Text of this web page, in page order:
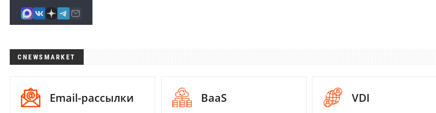
CNEWSMARKET
Email-рассылки BaaS VDI